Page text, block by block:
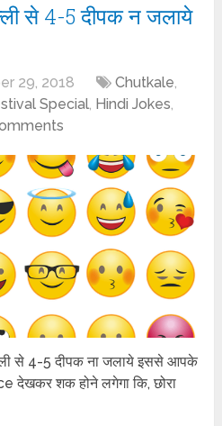
से 4-5 दीपक न जलाये
29, 2018 Chutkale,
Special, Hindi Jokes,
से 4-5 दीपक ना जलाये इससे आपके
देखकर शक होने लगेगा कि, छोरा